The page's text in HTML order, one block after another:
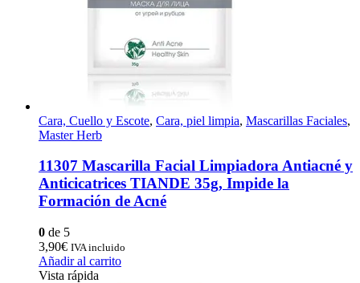
Cara, Cuello y Escote, Cara, piel limpia, Mascarillas Faciales,
Master Herb
11307 Mascarilla Facial Limpiadora Antiacné y
Anticicatrices TIANDE 35g, Impide la
Formación de Acné
0 de 5
3,90€ IVA incluido
Añadir al carrito
Vista rápida